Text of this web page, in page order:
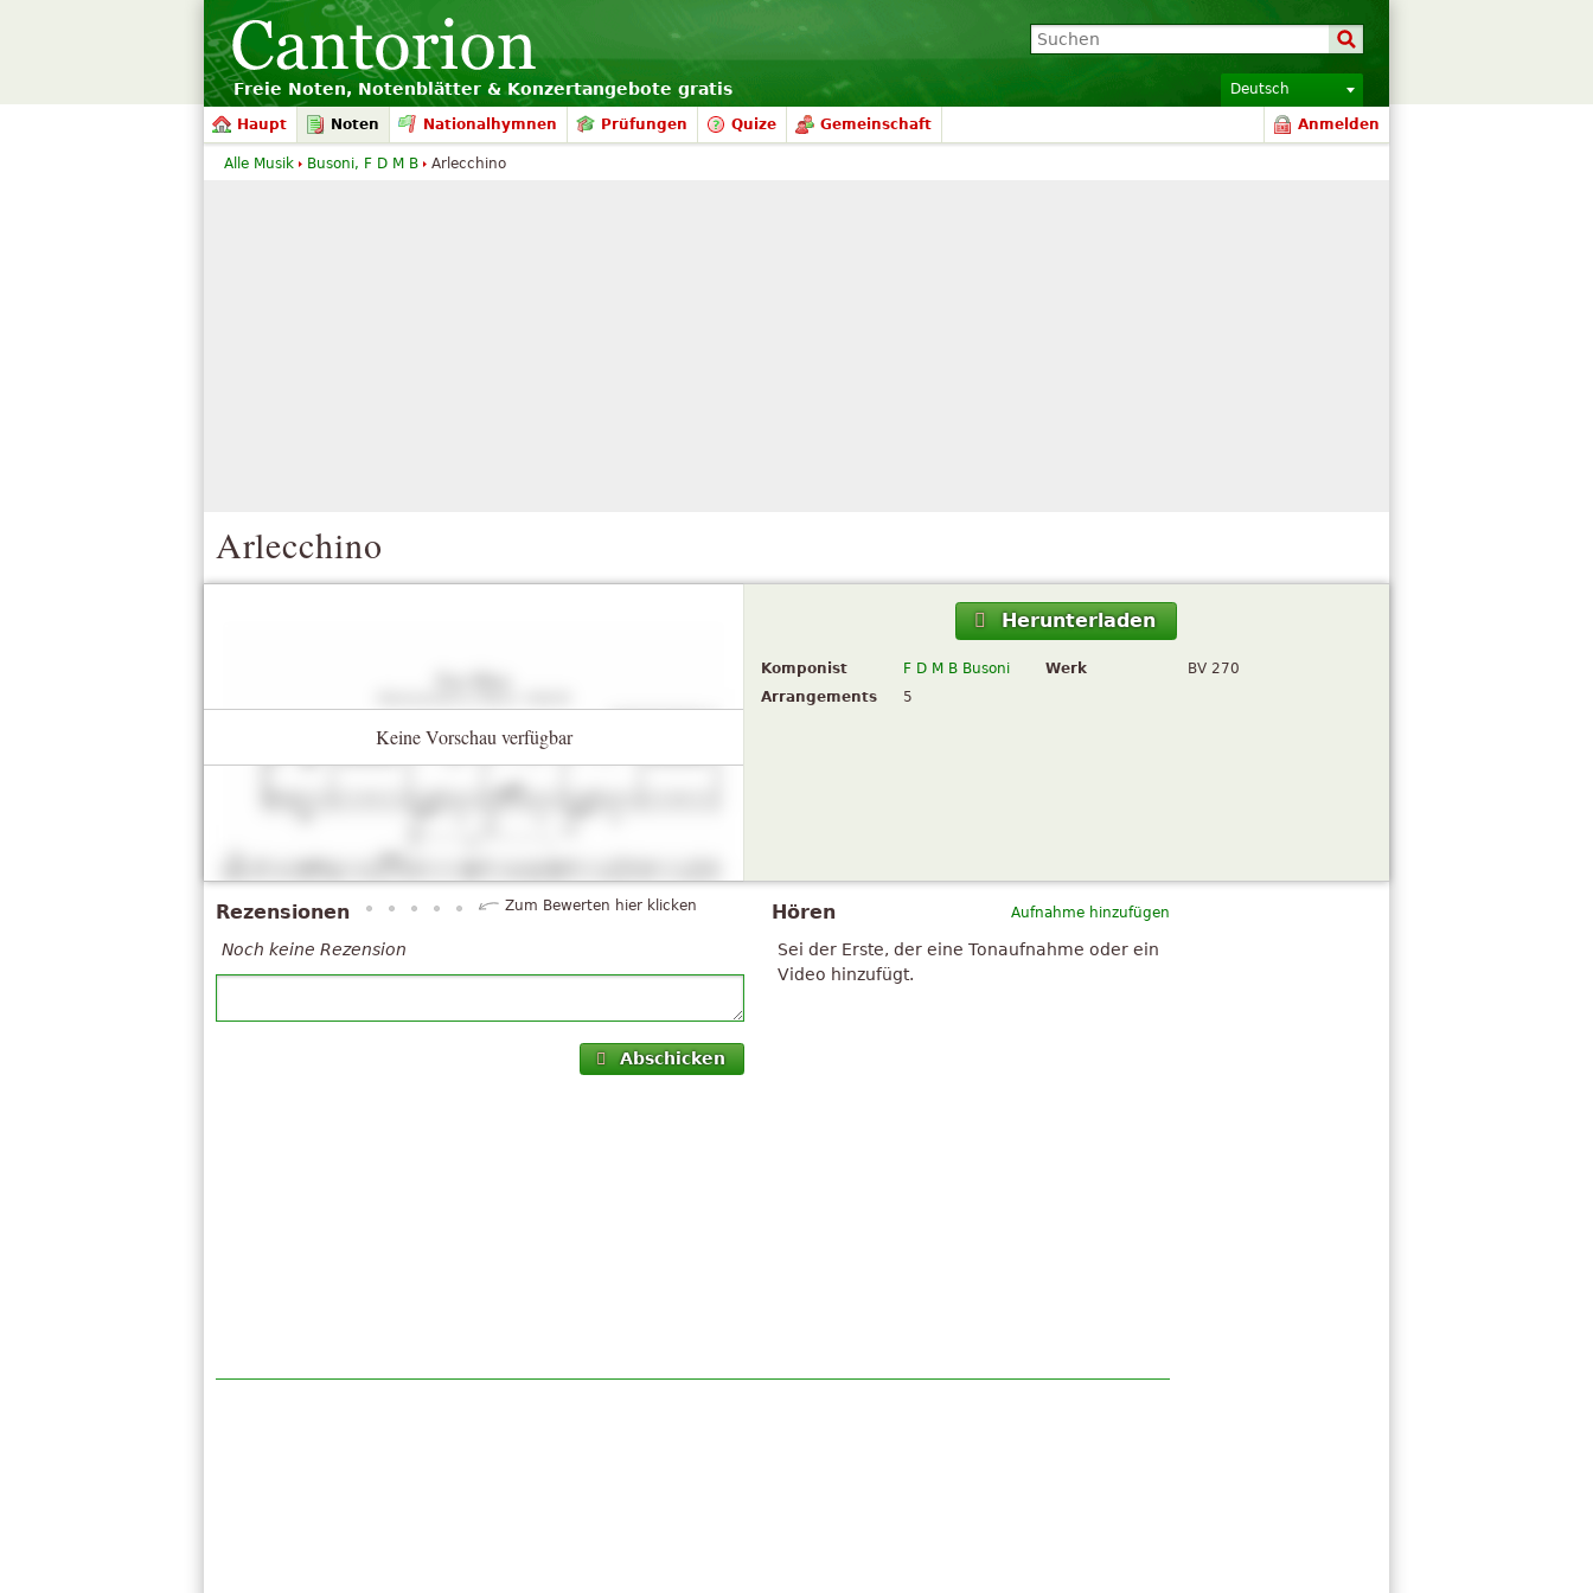
Freie Noten, Notenblätter & Konzertangebote gratis Deutsch
Haupt Noten Nationalhymnen Prüfungen Quize Gemeinschaft Anmelden
Arlecchino
Keine Vorschau verfügbar
Herunterladen
Komponist F D M B Busoni Werk
BV 270
Arrangements
5
Aufnahme hinzufügen
Hören
Sei der Erste, der eine Tonaufnahme oder ein
Video hinzufügt.
Rezensionen Zum Bewerten hier klicken
Noch keine Rezension
Abschicken
Alle Musik Busoni, F D M B Arlecchino